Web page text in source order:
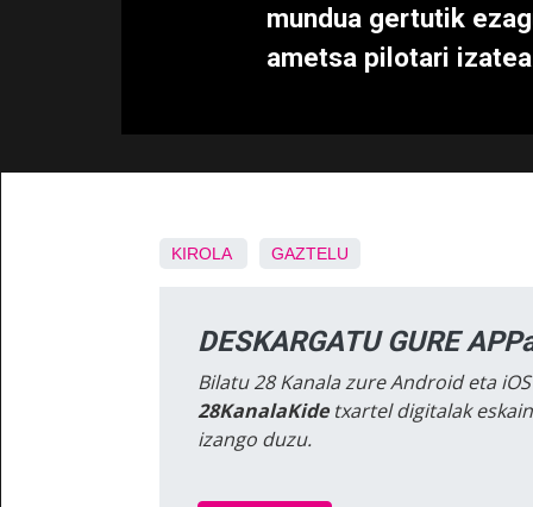
mundua gertutik
ametsa pilotari
KIROLA GAZTELU
DESKARGATU GURE
Bilatu 28 Kanala zure Android eta
28KanalaKidetxartel digitalak
izango duzu.